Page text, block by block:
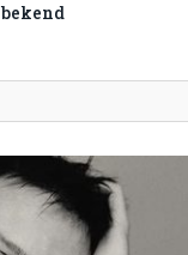
bekend